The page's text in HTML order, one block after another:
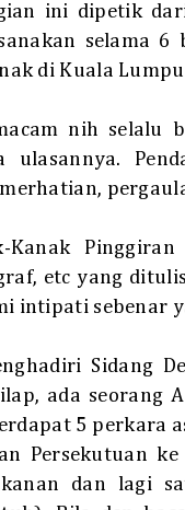
ini dipetik
selama 6
di Kuala
nih selalu
ulasannya.
Kanak Pinggiran
etc yang
intipati sebenar
Sidang
ada seorang
5 perkara
Persekutuan
dan lagi